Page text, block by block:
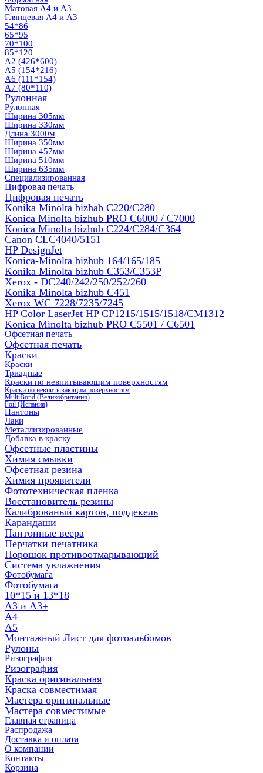
Матовая А4 и А3
Глянцевая А4 и А3
54*86
65*95
70*100
85*120
А2 (426*600)
А5 (154*216)
А6 (111*154)
А7 (80*110)
Рулонная
Рулонная
Ширина 305мм
Ширина 330мм
Длина 3000м
Ширина 350мм
Ширина 457мм
Ширина 510мм
Ширина 635мм
Специализированная
Цифровая печать
Цифровая печать
Konika Minolta bizhab C220/C280
Konica Minolta bizhub PRO C6000 / C7000
Konica Minolta bizhub С224/С284/С364
Canon CLC4040/5151
HP DesignJet
Konica-Minolta bizhub 164/165/185
Konika Minolta bizhub C353/C353Р
Xerox - DC240/242/250/252/260
Konika Minolta bizhub C451
Xerox WC 7228/7235/7245
HP Color LaserJet HP CP1215/1515/1518/CM1312
Konica Minolta bizhub PRO С5501 / С6501
Офсетная печать
Офсетная печать
Краски
Краски
Триадные
Краски по невпитывающим поверхностям
Краски по невпитывающим поверхностям
MultiBond (Великобритания)
Foil (Испания)
Пантоны
Лаки
Металлизированные
Добавка в краску
Офсетные пластины
Химия смывки
Офсетная резина
Химия проявители
Фототехническая пленка
Восстановитель резины
Калиброваный картон, поддекель
Карандаши
Пантонные веера
Перчатки печатника
Порошок противоотмарывающий
Система увлажнения
Фотобумага
Фотобумага
10*15 и 13*18
A3 и А3+
А4
А5
Монтажный Лист для фотоальбомов
Рулоны
Ризография
Ризография
Краска оригинальная
Краска совместимая
Мастера оригинальные
Мастера совместимые
Главная страница
Распродажа
Доставка и оплата
О компании
Контакты
Корзина